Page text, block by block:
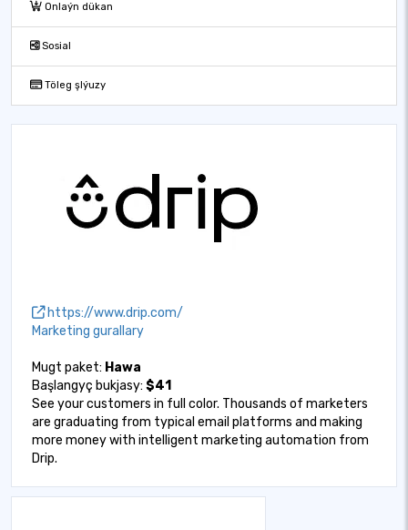
Onlaýn dükan
Sosial
Töleg şlýuzy
https://www.drip.com/
Marketing gurallary
Mugt paket: Hawa
Başlangyç bukjasy: $41
See your customers in full color. Thousands of marketers
are graduating from typical email platforms and making
more money with intelligent marketing automation from
Drip.